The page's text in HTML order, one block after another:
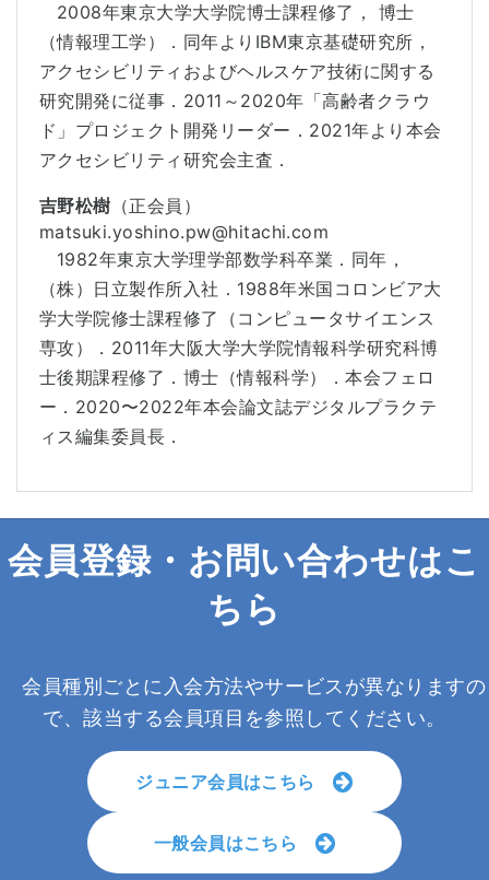
2008年東京大学大学院博士課程修了， 博士
（情報理工学）．同年よりIBM東京基礎研究所，
アクセシビリティおよびヘルスケア技術に関する
研究開発に従事．2011～2020年「高齢者クラウ
ド」プロジェクト開発リーダー．2021年より本会
アクセシビリティ研究会主査．
吉野松樹 （正会員）
matsuki.yoshino.pw@hitachi.com
1982年東京大学理学部数学科卒業．同年，
（株）日立製作所入社．1988年米国コロンビア大
学大学院修士課程修了（コンピュータサイエンス
専攻）．2011年大阪大学大学院情報科学研究科博
士後期課程修了．博士（情報科学）．本会フェロ
ー．2020〜2022年本会論文誌デジタルプラクテ
ィス編集委員長．
会員登録・お問い合わせはこ
ちら
会員種別ごとに入会方法やサービスが異なりますの
で、該当する会員項目を参照してください。
ジュニア会員はこちら
一般会員はこちら